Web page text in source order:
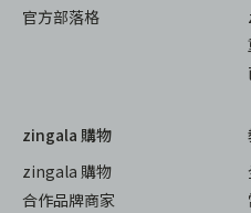
官方部落格
zingala 購物
zingala 購物
合作品牌商家